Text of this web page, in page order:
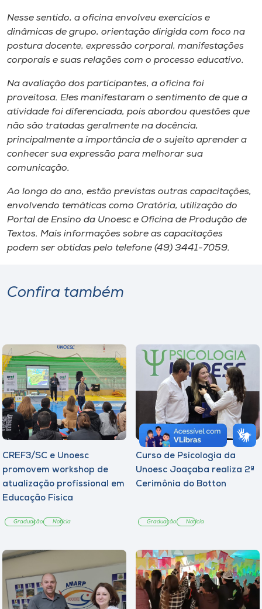
Nesse sentido, a oficina envolveu exercícios e
dinâmicas de grupo, orientação dirigida com foco na
postura docente, expressão corporal, manifestações
corporais e suas relações com o processo educativo.
Na avaliação dos participantes, a oficina foi
proveitosa. Eles manifestaram o sentimento de que a
atividade foi diferenciada, pois abordou questões que
não são tratadas geralmente na docência,
principalmente a importância de o sujeito aprender a
conhecer sua expressão para melhorar sua
comunicação.
Ao longo do ano, estão previstas outras capacitações,
envolvendo temáticas como Oratória, utilização do
Portal de Ensino da Unoesc e Oficina de Produção de
Textos. Mais informações sobre as capacitações
podem ser obtidas pelo telefone (49) 3441-7059.
Confira também
CREF3/SC e Unoesc
promovem workshop de
atualização profissional em
Educação Física
Graduação Notícia
Curso de Psicologia da
Unoesc Joaçaba realiza 2ª
Cerimônia do Botton
Graduação Notícia